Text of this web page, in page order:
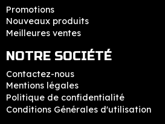
Promotions
Nouveaux produits
Meilleures ventes
NOTRE SOCIÉTÉ
Contactez-nous
Mentions légales
Politique de confidentialité
Conditions Générales d'utilisation